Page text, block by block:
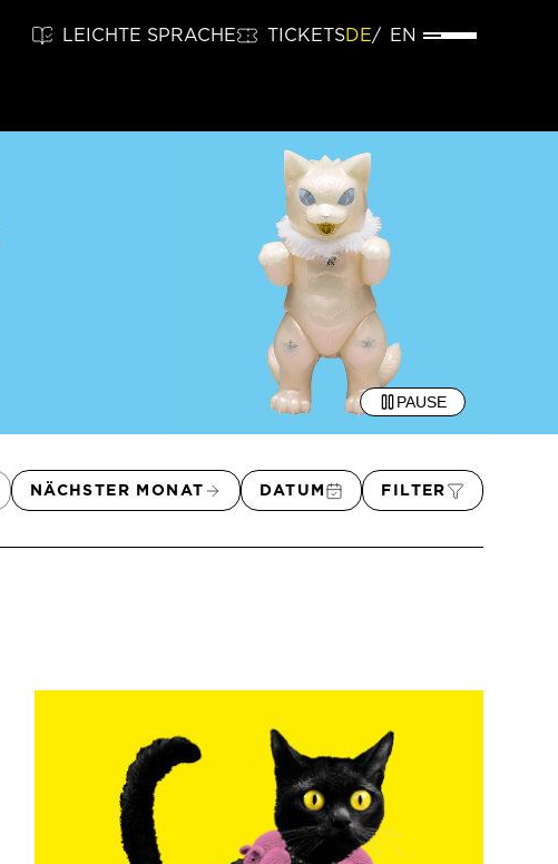
LEICHTE SPRACHE TICKETSDE EN
PAUSE
NÄCHSTER MONAT DATUM FILTER